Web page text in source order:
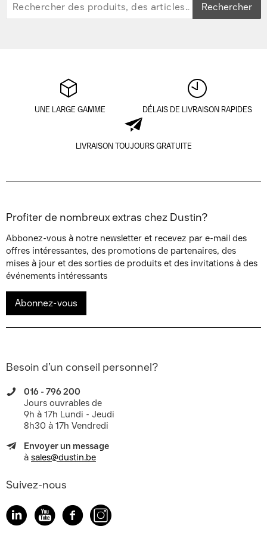
Rechercher
UNE LARGE GAMME DÉLAIS DE LIVRAISON RAPIDES
LIVRAISON TOUJOURS GRATUITE
Profiter de nombreux extras chez Dustin?
Abbonez-vous à notre newsletter et recevez par e-mail des
offres intéressantes, des promotions de partenaires, des
mises à jour et des sorties de produits et des invitations à des
événements intéressants
Abonnez-vous
Besoin d’un conseil personnel?
016 - 796 200
Jours ouvrables de
9h à 17h Lundi - Jeudi
8h30 à 17h Vendredi
Envoyer un message
à sales@dustin.be
Suivez-nous